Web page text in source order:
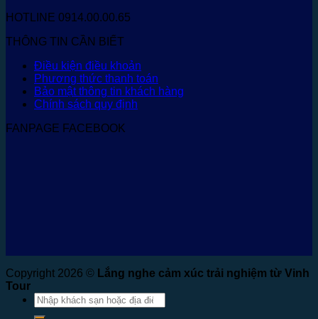
HOTLINE 0914.00.00.65
THÔNG TIN CẦN BIẾT
Điều kiện điều khoản
Phương thức thanh toán
Bảo mật thông tin khách hàng
Chính sách quy định
FANPAGE FACEBOOK
Copyright 2026 © Lắng nghe cảm xúc trải nghiệm từ Vinh
Tour
Tìm
kiếm: